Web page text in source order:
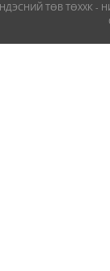
ТӨВ ТӨХХК -